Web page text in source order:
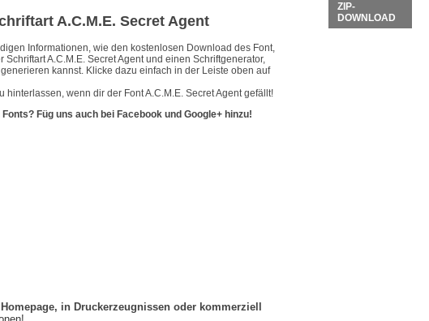
ZIP-
DOWNLOAD
A.C.M.E. Secret Agent
Informationen, wie den kostenlosen Download des Font,
A.C.M.E. Secret Agent und einen Schriftgenerator,
kannst. Klicke dazu einfach in der Leiste oben auf
hinterlassen, wenn dir der Font A.C.M.E. Secret Agent gefällt!
Füg uns auch bei Facebook und Google+ hinzu!
in Druckerzeugnissen oder kommerziell